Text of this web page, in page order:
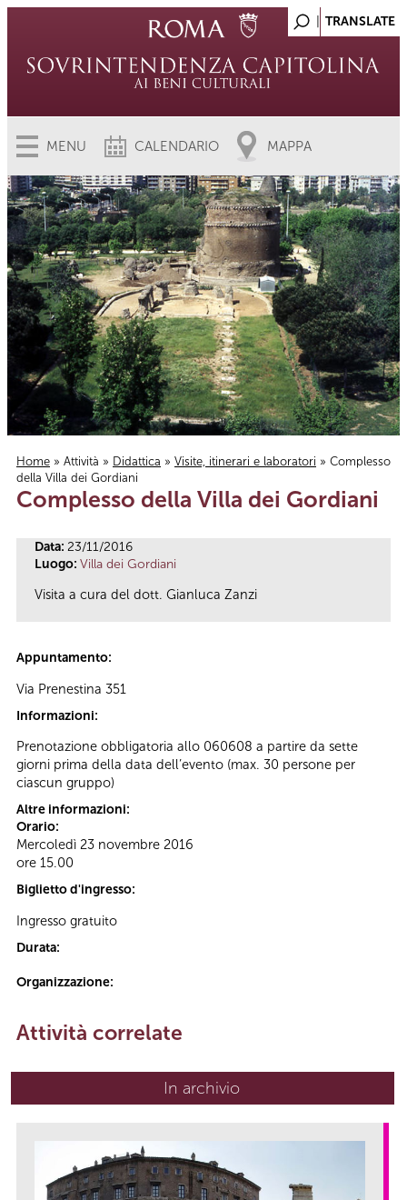
MENU CALENDARIO MAPPA
Tu sei qui
Home » Attività » Didattica » Visite, itinerari e laboratori » Complesso
della Villa dei Gordiani
Complesso della Villa dei Gordiani
Data: 23/11/2016
Luogo: Villa dei Gordiani
Visita a cura del dott. Gianluca Zanzi
Appuntamento:
Via Prenestina 351
Informazioni:
Prenotazione obbligatoria allo 060608 a partire da sette
giorni prima della data dell’evento (max. 30 persone per
ciascun gruppo)
Altre informazioni:
Orario:
Mercoledì 23 novembre 2016
ore 15.00
Biglietto d'ingresso:
Ingresso gratuito
Durata:
Organizzazione:
Attività correlate
In archivio